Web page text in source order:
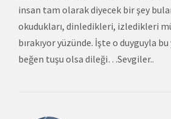
insan tam olarak diyecek bir şey
okudukları, dinledikleri, izledikleri
bırakıyor yüzünde. İşte o duyguyla
beğen tuşu olsa dileği…Sevgiler..